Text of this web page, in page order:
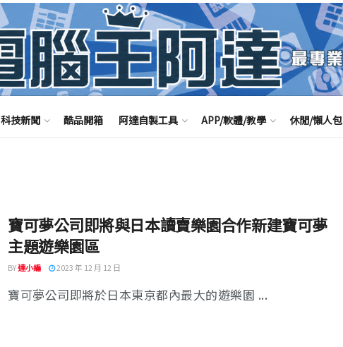
科技新聞 酷品開箱 阿達自製工具 APP/軟體/教學 休閒/懶人包
寶可夢公司即將與日本讀賣樂園合作新建寶可夢
主題遊樂園區
BY達小編 2023 年 12 月 12 日
寶可夢公司即將於日本東京都內最大的遊樂園 ...